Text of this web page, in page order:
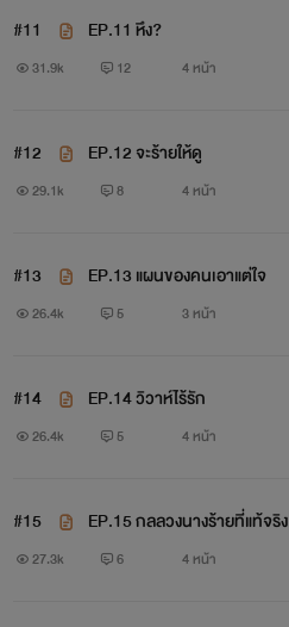
#11 EP.11 หึง?
31.9k 12 4 หน้า
#12 EP.12 จะร้ายให้ดู
29.1k 8 4 หน้า
#13 EP.13 แผนของคนเอาแต่ใจ
26.4k 5 3 หน้า
#14 EP.14 วิวาห์ไร้รัก
26.4k 5 4 หน้า
#15 EP.15 กลลวงนางร้ายที่แท้จริง
27.3k 6 4 หน้า